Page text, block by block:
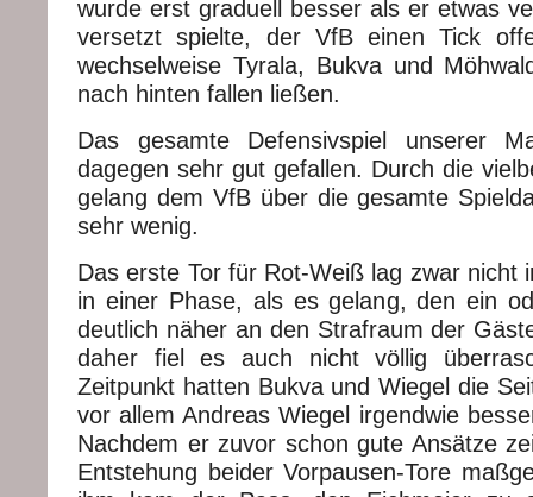
wurde erst graduell besser als er etwas
versetzt spielte, der VfB einen Tick
wechselweise Tyrala, Bukva und
nach hinten fallen ließen.
Das gesamte Defensivspiel unserer
dagegen sehr gut gefallen. Durch die
gelang dem VfB über die gesamte
sehr wenig.
Das erste Tor für Rot-Weiß lag zwar nicht
in einer Phase, als es gelang, den ein
deutlich näher an den Strafraum der
daher fiel es auch nicht völlig
Zeitpunkt hatten Bukva und Wiegel die
vor allem Andreas Wiegel irgendwie
Nachdem er zuvor schon gute Ansätze
Entstehung beider Vorpausen-Tore